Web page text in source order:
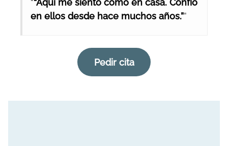
““Aquí me siento como en casa. Confío
en ellos desde hace muchos años.””
Pedir cita